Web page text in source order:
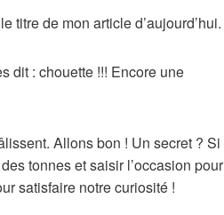
titrede mon article d’aujourd’hui.
dit : chouette !!! Encore une
Allons bon ! Un secret ? Si
tonnes et saisir l’occasion pour
satisfaire notre curiosité !